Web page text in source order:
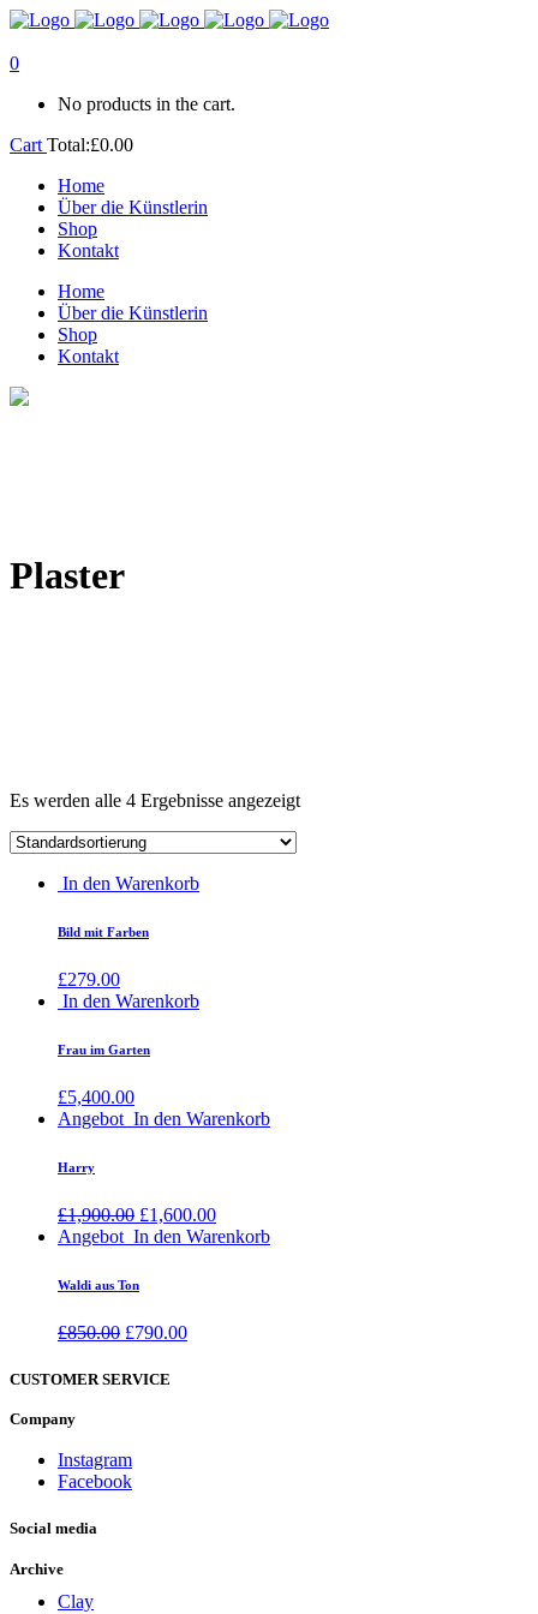
0
No products in the cart.
Cart Total:£0.00
Home
Über die Künstlerin
Shop
Kontakt
Home
Über die Künstlerin
Shop
Kontakt
Plaster
Es werden alle 4 Ergebnisse angezeigt
In den Warenkorb
Bild mit Farben
£279.00
In den Warenkorb
Frau im Garten
£5,400.00
Angebot In den Warenkorb
Harry
£1,900.00 £1,600.00
Angebot In den Warenkorb
Waldi aus Ton
£850.00 £790.00
CUSTOMER SERVICE
Company
Instagram
Facebook
Social media
Archive
Clay